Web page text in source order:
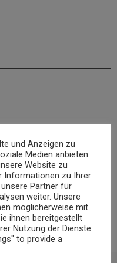
und Anzeigen zu
Medien anbieten
Website zu
Informationen zu Ihrer
Partner für
weiter. Unsere
möglicherweise mit
ihnen bereitgestellt
Nutzung der Dienste
to provide a